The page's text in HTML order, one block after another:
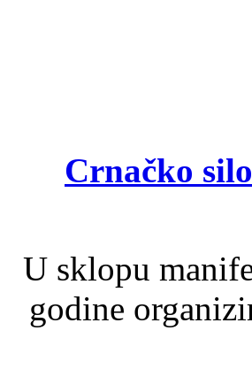
Crnačko
U sklopu
godine